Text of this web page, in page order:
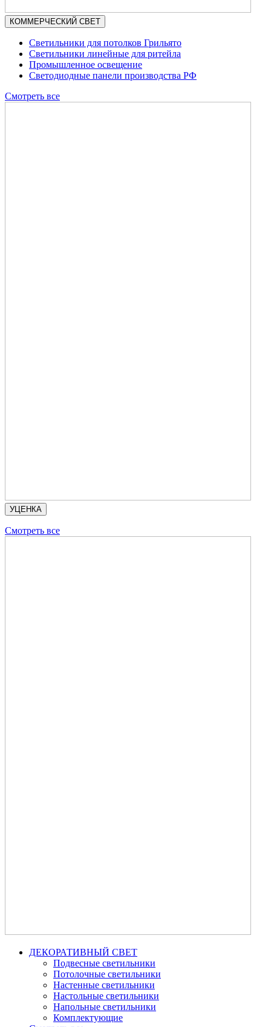
КОММЕРЧЕСКИЙ СВЕТ
Светильники для потолков Грильято
Светильники линейные для ритейла
Промышленное освещение
Светодиодные панели производства РФ
Смотреть все
УЦЕНКА
Смотреть все
ДЕКОРАТИВНЫЙ СВЕТ
Подвесные светильники
Потолочные светильники
Настенные светильники
Настольные светильники
Напольные светильники
Комплектующие